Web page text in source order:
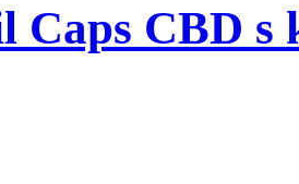
Caps CBD s